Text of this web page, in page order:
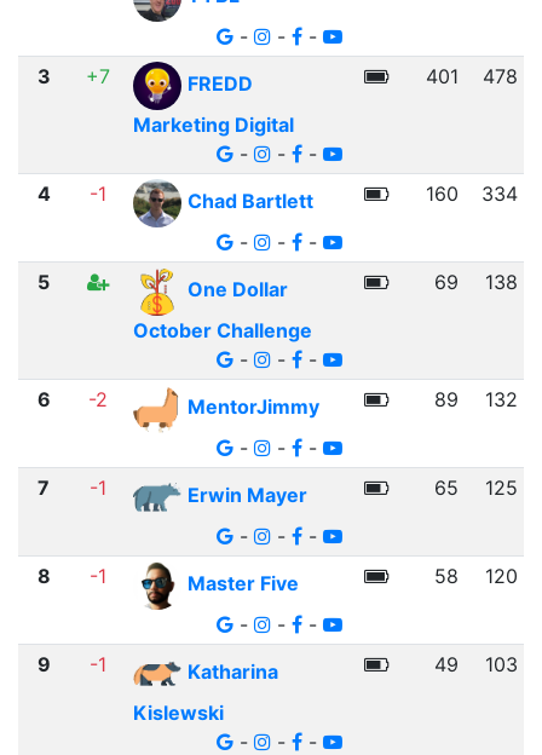
-
- -
3 +7
FREDD
Marketing Digital
-
- -
401 478
4 -1
Chad Bartlett
-
- -
160 334
5
One Dollar
October Challenge
-
- -
69 138
6 -2
MentorJimmy
-
- -
89 132
7 -1
Erwin Mayer
-
- -
65 125
8 -1
Master Five
-
- -
58 120
9 -1
Katharina
Kislewski
-
- -
49 103